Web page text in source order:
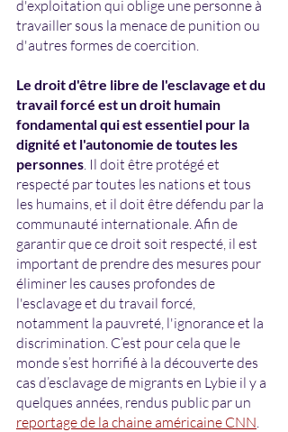
d'exploitation qui oblige une personne à
travailler sous la menace de punition ou
d'autres formes de coercition.
Le droit d'être libre de l'esclavage et du
travail forcé est un droit humain
fondamental qui est essentiel pour la
dignité et l'autonomie de toutes les
personnes . Il doit être protégé et
respecté par toutes les nations et tous
les humains, et il doit être défendu par la
communauté internationale. Afin de
garantir que ce droit soit respecté, il est
important de prendre des mesures pour
éliminer les causes profondes de
l'esclavage et du travail forcé,
notamment la pauvreté, l'ignorance et la
discrimination. C’est pour cela que le
monde s’est horrifié à la découverte des
cas d’esclavage de migrants en Lybie il y a
quelques années, rendus public par un
reportage de la chaine américaine CNN